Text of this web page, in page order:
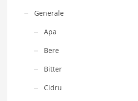
Generale
Apa
Bere
Bitter
Cidru